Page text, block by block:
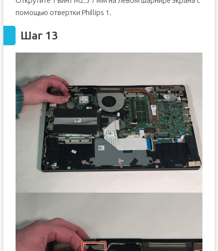
помощью отвертки Phillips 1.
Шаг 13